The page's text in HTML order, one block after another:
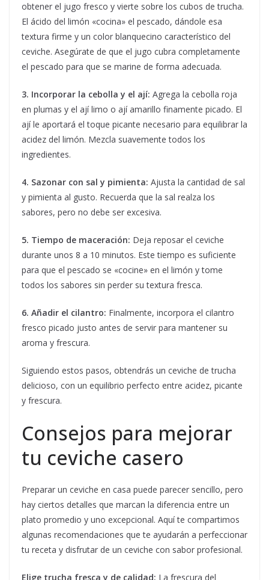
obtener el jugo fresco y vierte sobre los cubos de trucha.
El ácido del limón «cocina» el pescado, dándole esa
textura firme y un color blanquecino característico del
ceviche. Asegúrate de que el jugo cubra completamente
el pescado para que se marine de forma adecuada.
3. Incorporar la cebolla y el ají: Agrega la cebolla roja
en plumas y el ají limo o ají amarillo finamente picado. El
ají le aportará el toque picante necesario para equilibrar la
acidez del limón. Mezcla suavemente todos los
ingredientes.
4. Sazonar con sal y pimienta: Ajusta la cantidad de sal
y pimienta al gusto. Recuerda que la sal realza los
sabores, pero no debe ser excesiva.
5. Tiempo de maceración: Deja reposar el ceviche
durante unos 8 a 10 minutos. Este tiempo es suficiente
para que el pescado se «cocine» en el limón y tome
todos los sabores sin perder su textura fresca.
6. Añadir el cilantro: Finalmente, incorpora el cilantro
fresco picado justo antes de servir para mantener su
aroma y frescura.
Siguiendo estos pasos, obtendrás un ceviche de trucha
delicioso, con un equilibrio perfecto entre acidez, picante
y frescura.
Consejos para mejorar
tu ceviche casero
Preparar un ceviche en casa puede parecer sencillo, pero
hay ciertos detalles que marcan la diferencia entre un
plato promedio y uno excepcional. Aquí te compartimos
algunas recomendaciones que te ayudarán a perfeccionar
tu receta y disfrutar de un ceviche con sabor profesional.
Elige trucha fresca y de calidad: La frescura del